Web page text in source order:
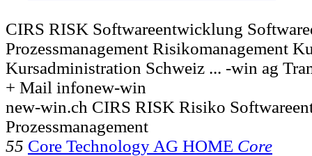
CIRS RISK Softwareentwicklung
Prozessmanagement Risikomanagement
Kursadministration Schweiz ... -win ag
+ Mail infonew-win
new-win.ch CIRS RISK Risiko
Prozessmanagement
55 Core Technology AG HOME Core